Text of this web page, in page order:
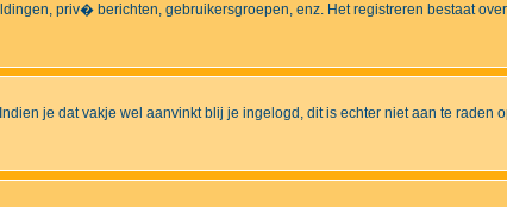
priv� berichten, gebruikersgroepen, enz. Het registreren bestaat
je dat vakje wel aanvinkt blij je ingelogd, dit is echter niet aan te raden